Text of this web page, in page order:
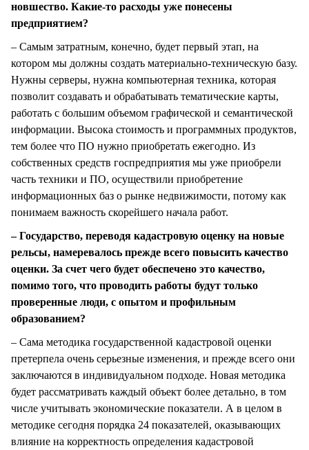
новшество. Какие-то расходы уже понесены
предприятием?
– Самым затратным, конечно, будет первый этап, на
котором мы должны создать материально-техническую базу.
Нужны серверы, нужна компьютерная техника, которая
позволит создавать и обрабатывать тематические карты,
работать с большим объемом графической и семантической
информации. Высока стоимость и программных продуктов,
тем более что ПО нужно приобретать ежегодно. Из
собственных средств госпредприятия мы уже приобрели
часть техники и ПО, осуществили приобретение
информационных баз о рынке недвижимости, потому как
понимаем важность скорейшего начала работ.
– Государство, переводя кадастровую оценку на новые
рельсы, намеревалось прежде всего повысить качество
оценки. За счет чего будет обеспечено это качество,
помимо того, что проводить работы будут только
проверенные люди, с опытом и профильным
образованием?
– Сама методика государственной кадастровой оценки
претерпела очень серьезные изменения, и прежде всего они
заключаются в индивидуальном подходе. Новая методика
будет рассматривать каждый объект более детально, в том
числе учитывать экономические показатели. А в целом в
методике сегодня порядка 24 показателей, оказывающих
влияние на корректность определения кадастровой